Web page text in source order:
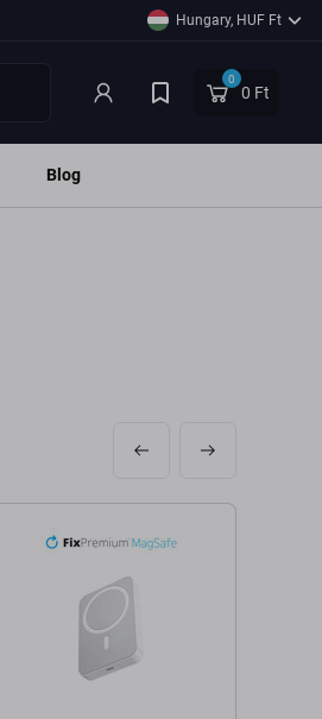
Hungary, HUF Ft
0
0 Ft
Blog